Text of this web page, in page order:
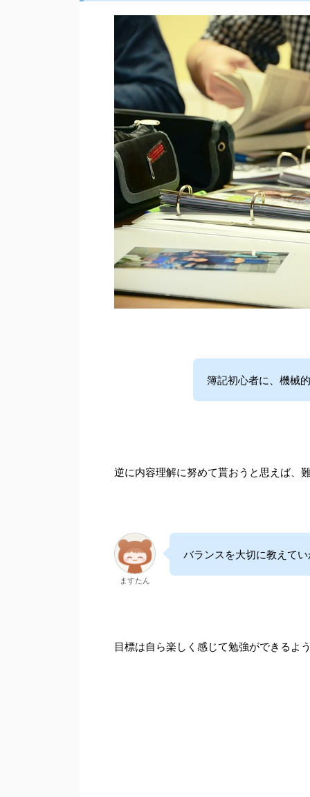
簿記初心者に、機械
逆に内容理解に努めて貰おうと思えば、
ますたん
バランスを大切に教えて
目標は自ら楽しく感じて勉強ができるよ